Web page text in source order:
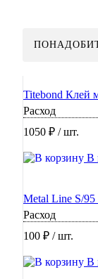
Titebond Клей
Расход
1050 ₽ / шт.
В
Metal Line S/
Расход
100 ₽ / шт.
В